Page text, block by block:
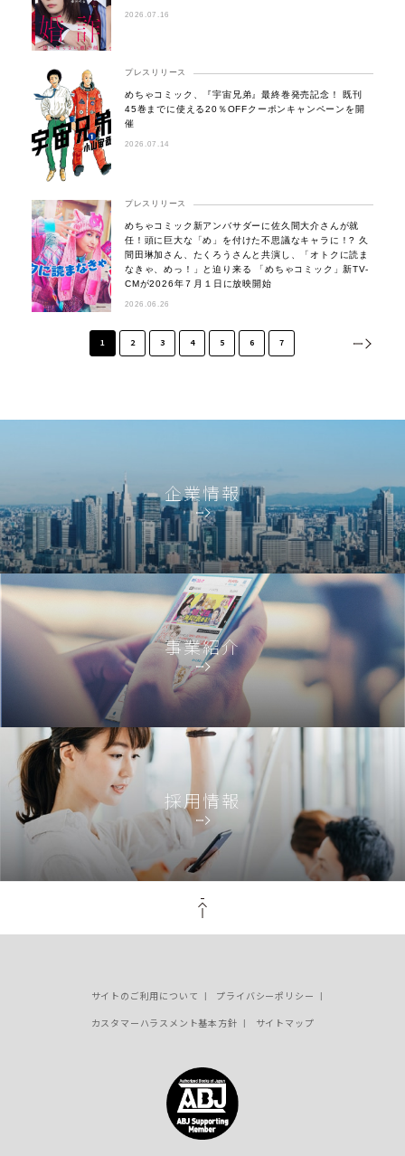
2026.07.16
プレスリリース
めちゃコミック、『宇宙兄弟』最終巻発売記念！ 既刊
45巻までに使える20％OFFクーポンキャンペーンを開
催
2026.07.14
プレスリリース
めちゃコミック新アンバサダーに佐久間大介さんが就
任！頭に巨大な「め」を付けた不思議なキャラに！? 久
間田琳加さん、たくろうさんと共演し、「オトクに読ま
なきゃ、めっ！」と迫り来る 「めちゃコミック」新TV-
CMが2026年７月１日に放映開始
2026.06.26
1 2 3 4 5 6 7
企業情報
事業紹介
採用情報
サイトのご利用について
プライバシーポリシー
カスタマーハラスメント基本方針
サイトマップ